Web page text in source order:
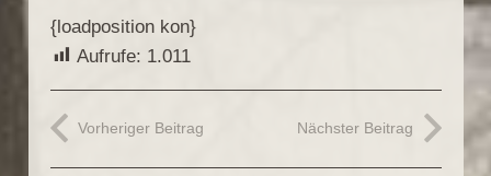
{loadposition kon}
Aufrufe: 1.011
Vorheriger Beitrag Nächster Beitrag